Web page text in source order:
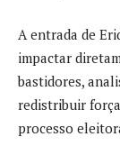
A entrada de
impactar
bastidores,
redistribuir
processo